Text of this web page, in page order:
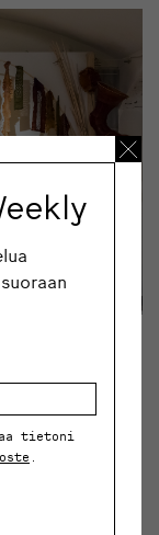
siksi,
Voiko
tietoni
.